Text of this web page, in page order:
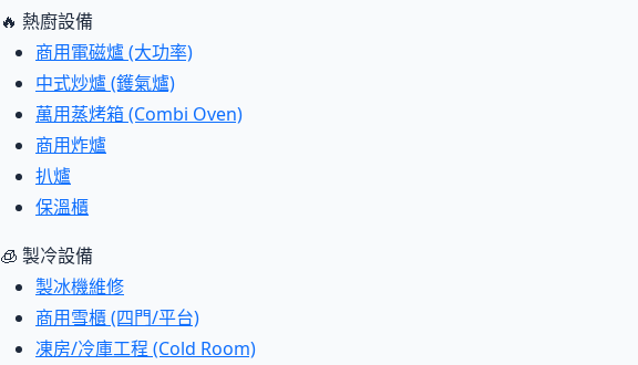
🔥 熱廚設備
商用電磁爐 (大功率)
中式炒爐 (鑊氣爐)
萬用蒸烤箱 (Combi Oven)
商用炸爐
扒爐
保溫櫃
🧊 製冷設備
製冰機維修
商用雪櫃 (四門/平台)
凍房/冷庫工程 (Cold Room)